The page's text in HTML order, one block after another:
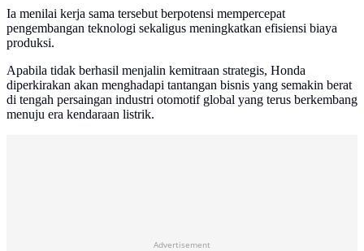
Ia menilai kerja sama tersebut berpotensi mempercepat
pengembangan teknologi sekaligus meningkatkan efisiensi biaya
produksi.
Apabila tidak berhasil menjalin kemitraan strategis, Honda
diperkirakan akan menghadapi tantangan bisnis yang semakin berat
di tengah persaingan industri otomotif global yang terus berkembang
menuju era kendaraan listrik.
Advertisement